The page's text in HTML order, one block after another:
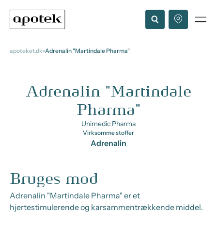
apoteket.dk Adrenalin "Martindale Pharma"
Adrenalin "Martindale
Pharma"
Unimedic Pharma
Virksomme stoffer
Adrenalin
Bruges mod
Adrenalin "Martindale Pharma" er et
hjertestimulerende og karsammentrækkende middel.